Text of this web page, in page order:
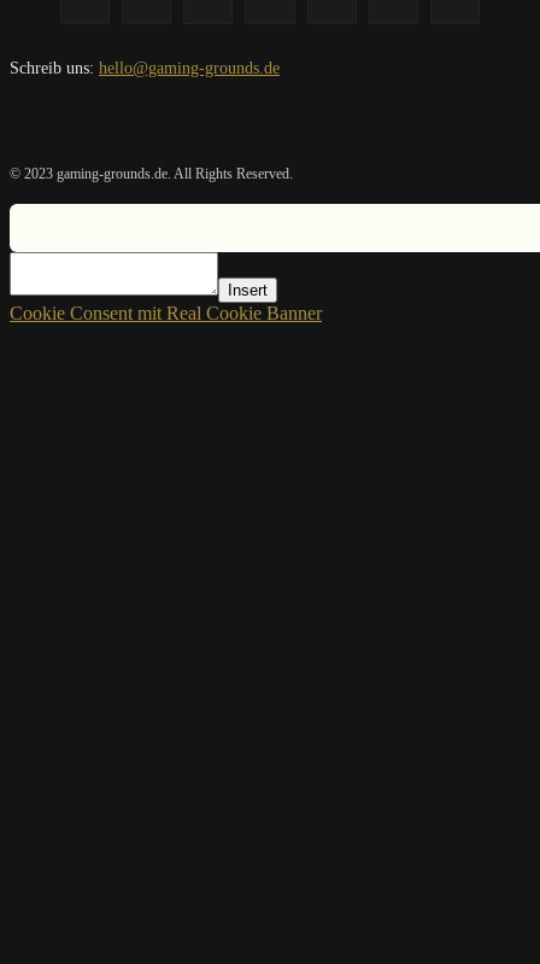
Schreib uns: hello@gaming-grounds.de
© 2023 gaming-grounds.de. All Rights Reserved.
Insert
Cookie Consent mit Real Cookie Banner